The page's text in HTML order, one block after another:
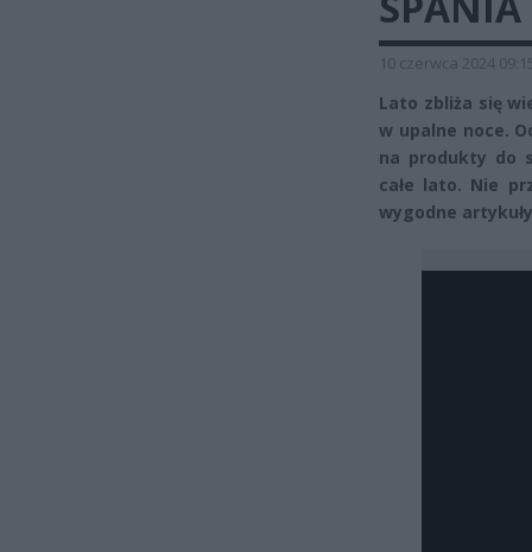
10 czerwca 2024
Lato zbliża się
w upalne noce.
na produkty do
całe lato. Nie
wygodne